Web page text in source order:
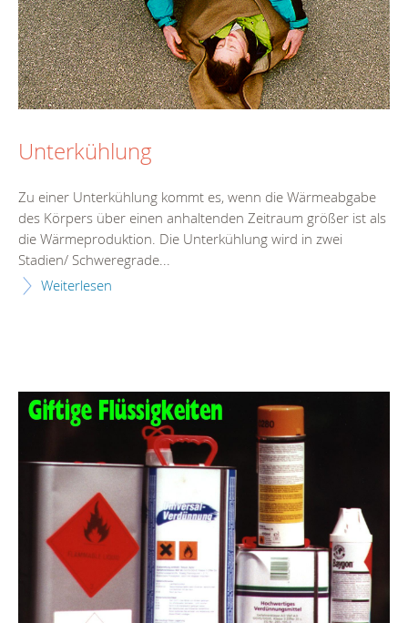
Unterkühlung
Zu einer Unterkühlung kommt es, wenn die Wärmeabgabe
des Körpers über einen anhaltenden Zeitraum größer ist als
die Wärmeproduktion. Die Unterkühlung wird in zwei
Stadien/ Schweregrade...
Weiterlesen